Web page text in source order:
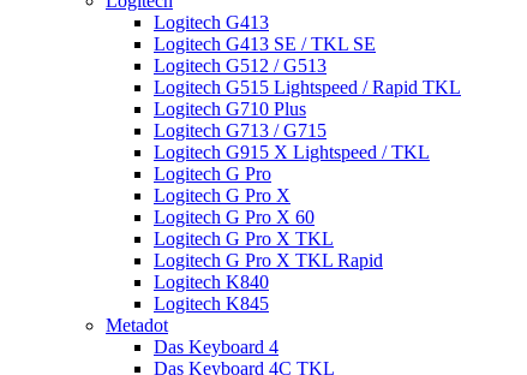
Logitech G413
Logitech G413 SE / TKL SE
Logitech G512 / G513
Logitech G515 Lightspeed / Rapid TKL
Logitech G710 Plus
Logitech G713 / G715
Logitech G915 X Lightspeed / TKL
Logitech G Pro
Logitech G Pro X
Logitech G Pro X 60
Logitech G Pro X TKL
Logitech G Pro X TKL Rapid
Logitech K840
Logitech K845
Metadot
Das Keyboard 4
Das Keyboard 4C TKL